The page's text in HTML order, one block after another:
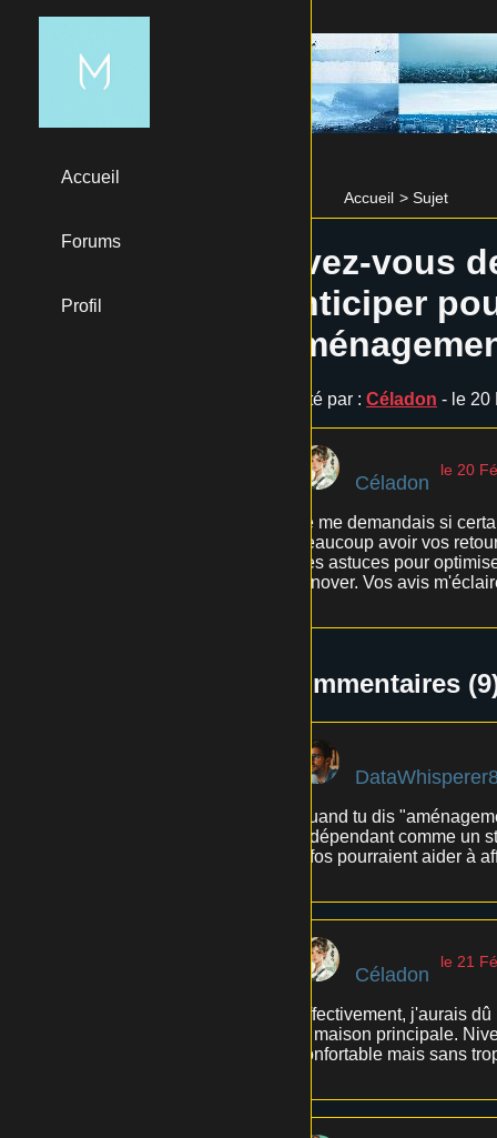
Accueil > Sujet
Accueil
Forums
Profil
Avez-vous
anticiper
Posté par : Céladon - le 20
Céladon
le 20
Je me demandais si
beaucoup avoir vos
des astuces pour
rénover. Vos avis
Commentaires
Quand tu dis
indépendant comme un
infos pourraient aider à
Céladon
le 21
Effectivement, j'aurais
la maison principale.
confortable mais sans